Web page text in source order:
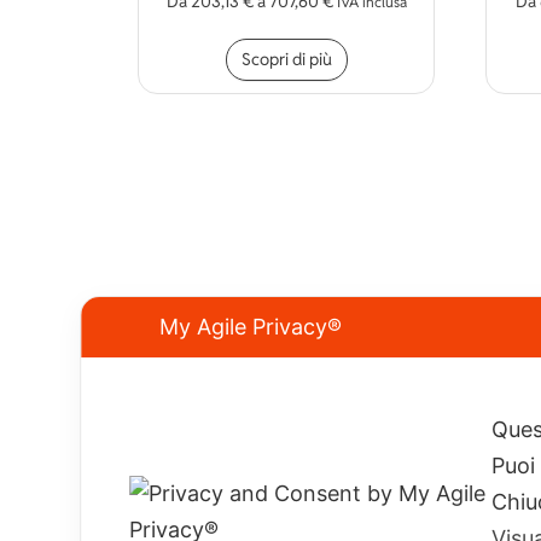
Scopri di più
Questo prodotto ha
ELIOS SUB s.a.s. di Piccari Lidia & C.
My Agile Privacy®